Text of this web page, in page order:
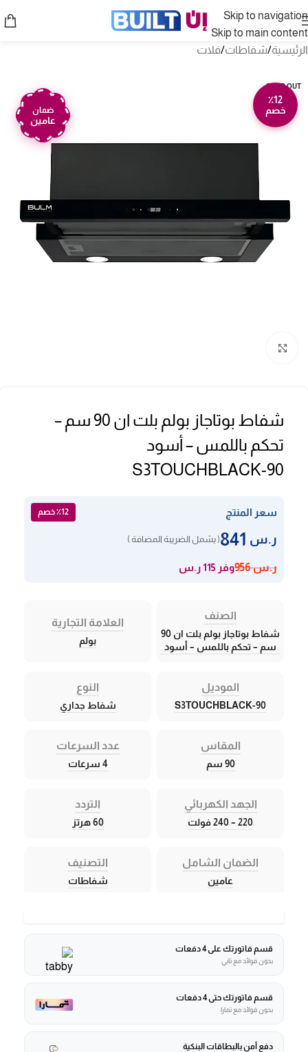
Skip to navigation
Skip to main content
الرئيسية/شفاطات/فلات
SOLD OUT
٪12
خصم
ضمان
عامين
شفاط بوتاجاز بولم بلت ان 90 سم –
تحكم باللمس – أسود
S3TOUCHBLACK-90
سعر المنتج ٪12 خصم
ر.س ( يشمل الضريبة المضافة )
ر.س956 وفر 115 ر.س
الصنف
شفاط بوتاجاز بولم بلت ان 90
سم – تحكم باللمس – أسود
العلامة التجارية
بولم
الموديل
S3TOUCHBLACK-90
النوع
شفاط جداري
المقاس
90 سم
عدد السرعات
4 سرعات
الجهد الكهربائي
220 – 240 فولت
التردد
60 هرتز
الضمان الشامل
عامين
التصنيف
شفاطات
قسم فاتورتك على 4 دفعات
بدون فوائد مع تابي
قسم فاتورتك حتى 4 دفعات
بدون فوائد مع تمارا
دفع آمن بالبطاقات البنكية